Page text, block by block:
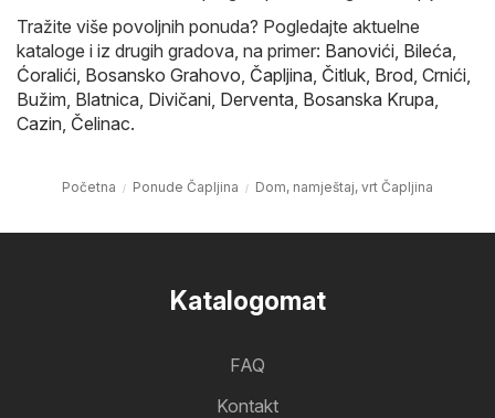
Tražite više povoljnih ponuda? Pogledajte aktuelne
kataloge i iz drugih gradova, na primer: Banovići Bileća
Ćoralići Bosansko Grahovo Čapljina Čitluk Brod Crnići
Bužim Blatnica Divičani Derventa Bosanska Krupa
Cazin Čelinac.
Početna Ponude Čapljina Dom, namještaj, vrt Čapljina
Katalogomat
FAQ
Kontakt